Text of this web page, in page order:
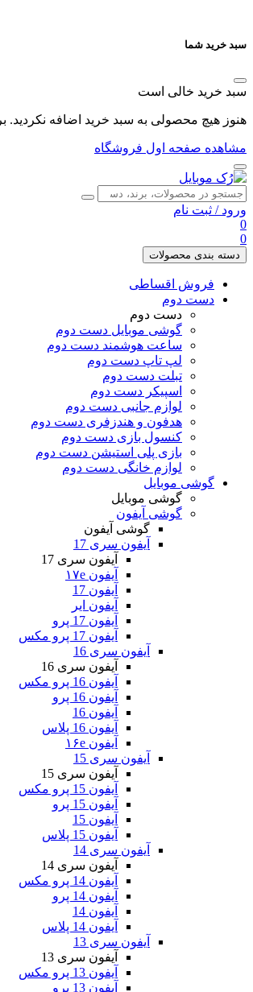
سبد خرید شما
سبد خرید خالی است
هنوز هیچ محصولی به سبد خرید اضافه نکردید.
مشاهده صفحه اول فروشگاه
ورود / ثبت نام
0
0
دسته بندی محصولات
فروش اقساطی
دست دوم
دست دوم
گوشی موبایل دست دوم
ساعت هوشمند دست دوم
لپ تاپ دست دوم
تبلت دست دوم
اسپیکر دست دوم
لوازم جانبی دست دوم
هدفون و هندزفری دست دوم
کنسول بازی دست دوم
بازی پلی استیشن دست دوم
لوازم خانگی دست دوم
گوشی موبایل
گوشی موبایل
گوشی آیفون
گوشی آیفون
آیفون سری 17
آیفون سری 17
آیفون ۱۷e
آیفون 17
آیفون ایر
آیفون 17 پرو
آیفون 17 پرو مکس
آیفون سری 16
آیفون سری 16
آیفون 16 پرو مکس
آیفون 16 پرو
آیفون 16
آیفون 16 پلاس
آیفون ۱۶e
آیفون سری 15
آیفون سری 15
آیفون 15 پرو مکس
آیفون 15 پرو
آیفون 15
آیفون 15 پلاس
آیفون سری 14
آیفون سری 14
آیفون 14 پرو مکس
آیفون 14 پرو
آیفون 14
آیفون 14 پلاس
آیفون سری 13
آیفون سری 13
آیفون 13 پرو مکس
آیفون 13 پرو